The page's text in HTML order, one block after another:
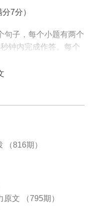
7分）
句子，每个小题有两个
钟内完成作答。每个
（816期）
文 （795期）